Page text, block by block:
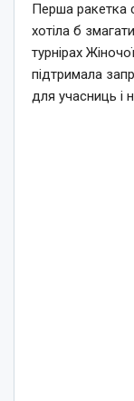
Перша ракетка
хотіла б
турнірах
підтримала
для учасниць і